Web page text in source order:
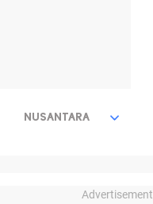
NUSANTARA
Advertisement